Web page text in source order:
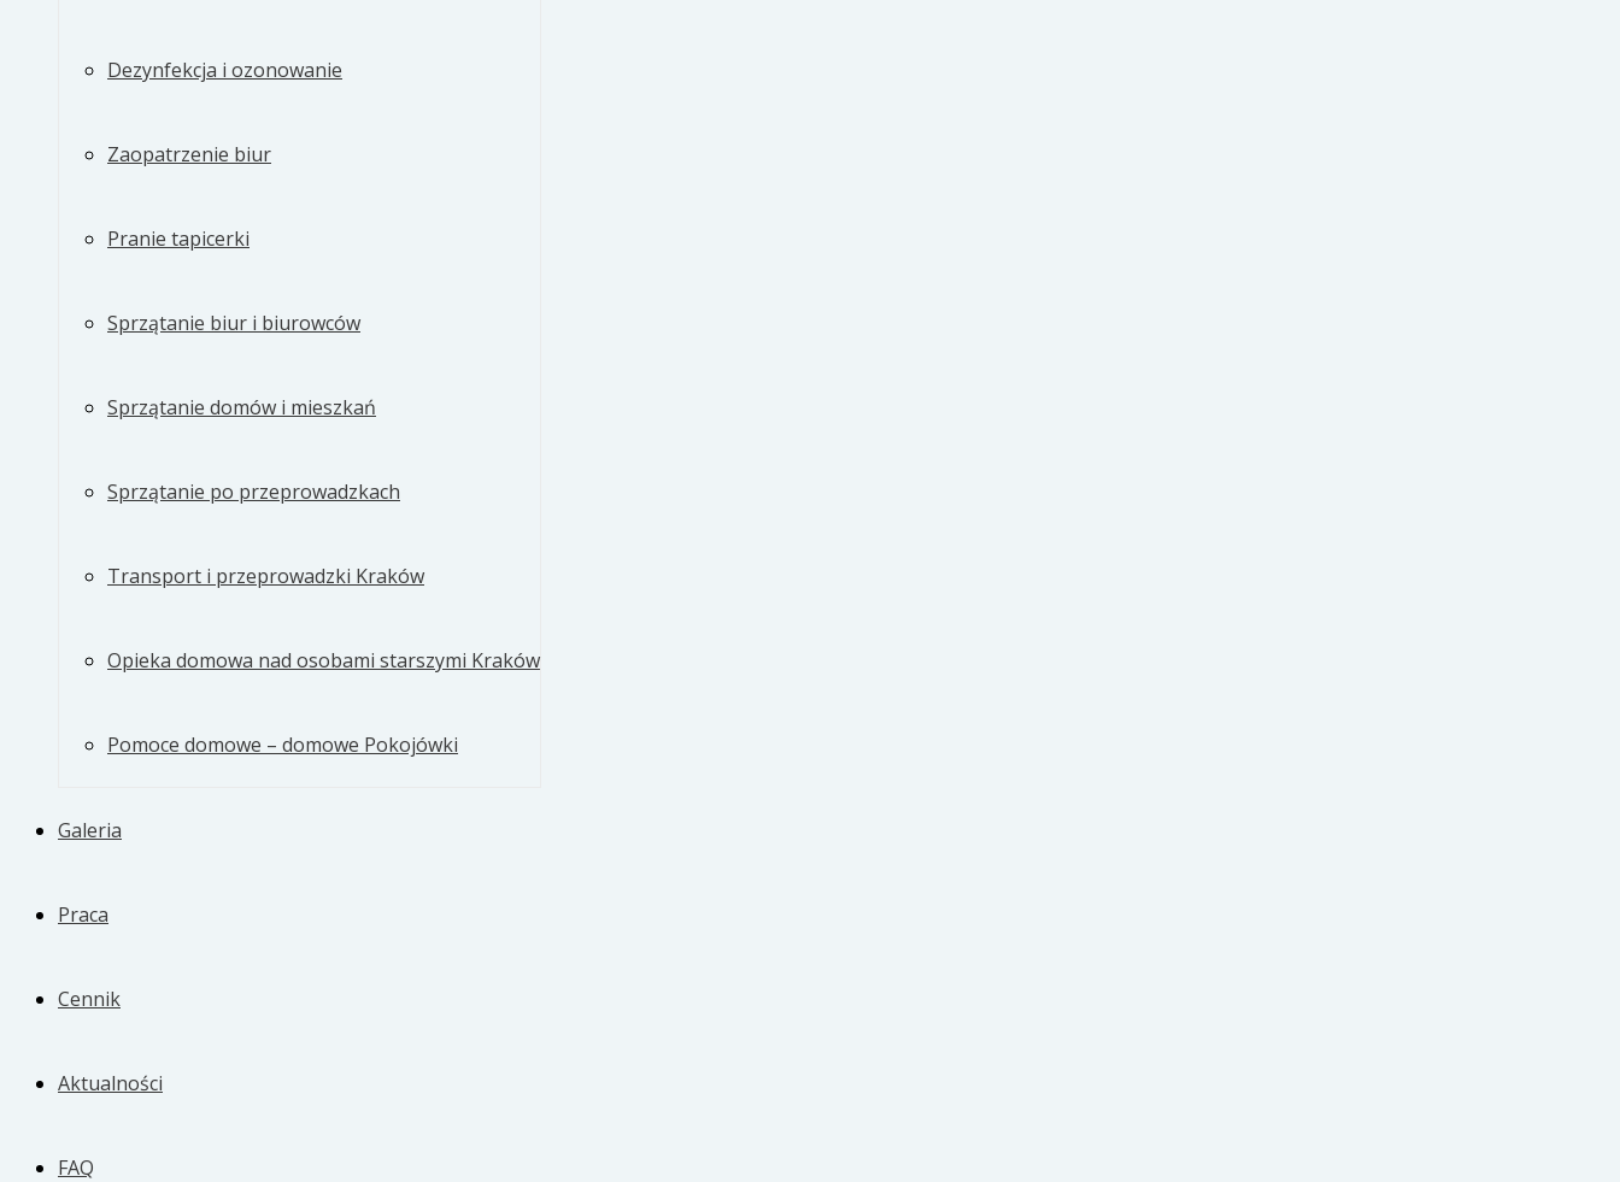
Dezynfekcja i ozonowanie
Zaopatrzenie biur
Pranie tapicerki
Sprzątanie biur i biurowców
Sprzątanie domów i mieszkań
Sprzątanie po przeprowadzkach
Transport i przeprowadzki Kraków
Opieka domowa nad osobami starszymi Kraków
Pomoce domowe – domowe Pokojówki
Galeria
Praca
Cennik
Aktualności
FAQ